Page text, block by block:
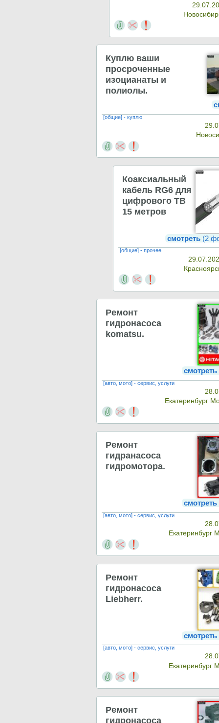
Куплю ваши
просроченные
изоцианаты и
полиолы.
[общие] - куплю
Коаксиальный
кабель RG6 для
цифрового ТВ
15 метров
смотреть(2
[общие] - прочее
Ремонт
гидронасоса
komatsu.
смотреть
[авто, мото] - сервис, услуги
Екатеринбург
Ремонт
гидранасоса
гидромотора.
смотреть
[авто, мото] - сервис, услуги
Екатеринбург
Ремонт
гидронасоса
Liebherr.
смотреть
[авто, мото] - сервис, услуги
Екатеринбург
Ремонт
гидронасоса